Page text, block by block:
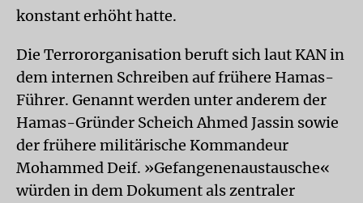
konstant erhöht hatte.
Die Terrororganisation beruft sich laut KAN in
dem internen Schreiben auf frühere Hamas-
Führer. Genannt werden unter anderem der
Hamas-Gründer Scheich Ahmed Jassin sowie
der frühere militärische Kommandeur
Mohammed Deif. »Gefangenenaustausche«
würden in dem Dokument als zentraler